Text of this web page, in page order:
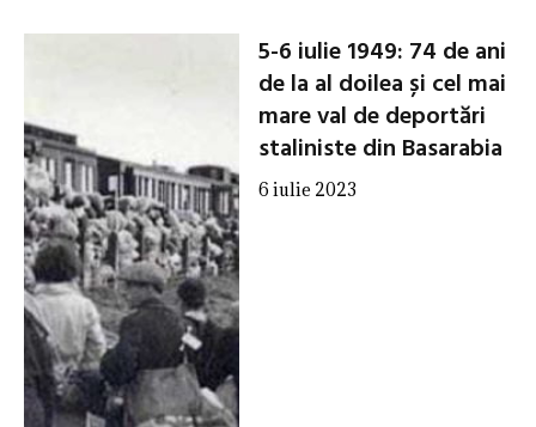
5-6 iulie 1949: 74 de ani
de la al doilea și cel mai
mare val de deportări
staliniste din Basarabia
6 iulie 2023